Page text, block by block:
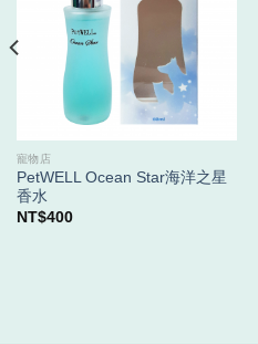
寵物店
PetWELL Ocean Star海洋之星
香水
NT$400